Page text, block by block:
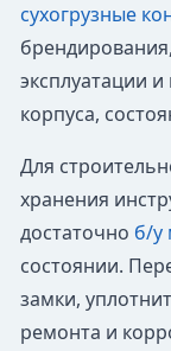
сухогрузные
эксплуатации
корпуса,
Для
хранения
достаточно б/у
состоянии.
замки,
ремонта и